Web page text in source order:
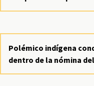
Polémico indígena
dentro de la nómina